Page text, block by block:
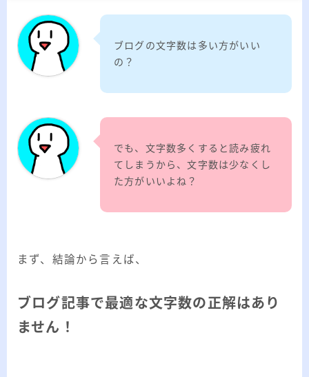
2026年の「川島町の白鳥」初撮り
2026.01.02
カテゴリー
ー
ブ
RSS
ブログの文字数は多い方がいい
の？
でも、文字数多くすると読み疲れ
てしまうから、文字数は少なくし
た方がいいよね？
まず、結論から言えば、
ブログ記事で最適な文字数の正解はあり
ません！